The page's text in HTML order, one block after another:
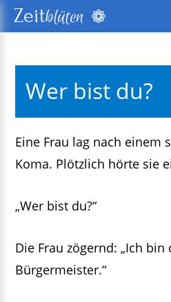
Zeitblüten ❁
Wer bist du?
Eine Frau lag nach einem
Koma. Plötzlich hörte sie
„Wer bist du?“
Die Frau zögernd: „Ich bin
Bürgermeister.“